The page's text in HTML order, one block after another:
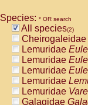
Atelidae
AtelidaeAlouatta
AtelidaeAteles
AtelidaeAteles
AtelidaeAteles
AtelidaeAteles
Atelidae
Atelidae
Pitheciidae
Species: * OR search
All species(2)
Cheirogaleidae
Lemuridae
Lemuridae
Lemuridae
Lemuridae
Lemuridae
Galagidae